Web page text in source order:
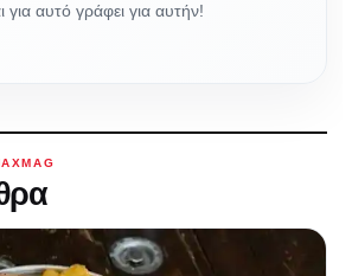
αυτό γράφει για αυτήν!